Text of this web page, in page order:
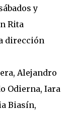
y
Rita
dirección
Alejandro
Odierna, Iara
Biasín,